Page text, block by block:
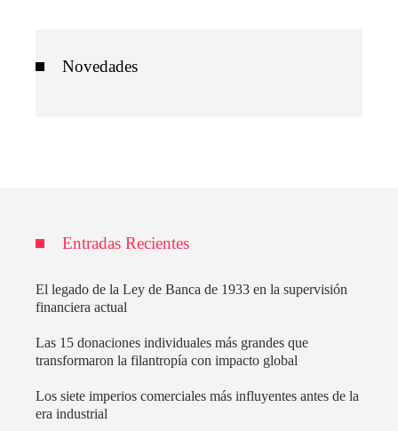
Novedades
Entradas Recientes
El legado de la Ley de Banca de 1933 en la supervisión
financiera actual
Las 15 donaciones individuales más grandes que
transformaron la filantropía con impacto global
Los siete imperios comerciales más influyentes antes de la
era industrial